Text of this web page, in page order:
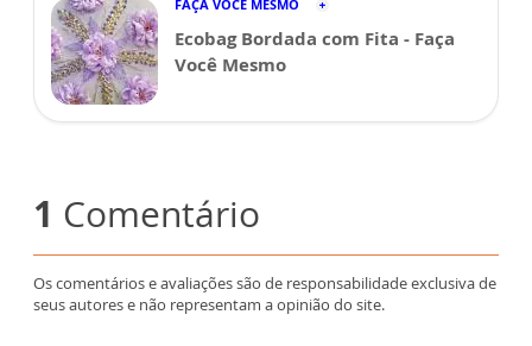
FAÇA VOCÊ MESMO
Ecobag Bordada com Fita - Faça
Você Mesmo
1 Comentário
Os comentários e avaliações são de responsabilidade exclusiva de
seus autores e não representam a opinião do site.